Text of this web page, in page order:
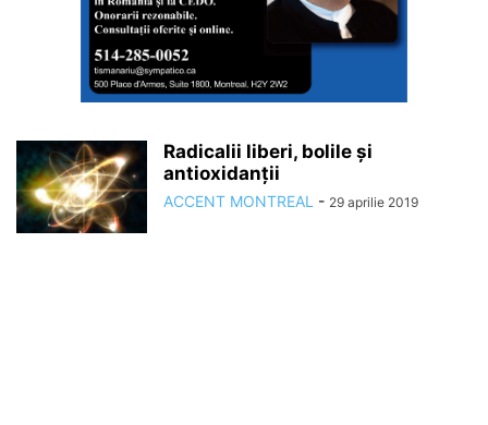
Radicalii liberi, bolile și
antioxidanții
ACCENT MONTREAL - 29 aprilie 2019